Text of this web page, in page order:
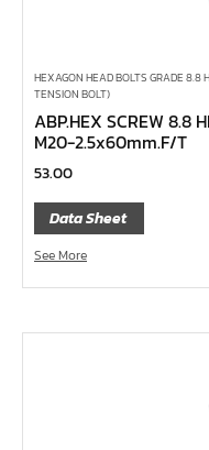
ประแจเลื่อน
บ๊อกซ์กระบอก
แหวนข้าง – ปากตายข้าง
ปากตาย Unior
ไขควงหัวบ๊อกซ์
HEXAGON HEAD BOLTS GRADE 8.8
TENSION BOLT)
ABP.HEX SCREW 8.8
M20-2.5x60mm.F/T
53.00
Data Sheet
See More